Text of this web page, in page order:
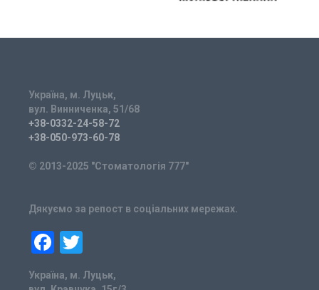
Україна, м. Луцьк,
вул. Винниченка, 51/68
+38-0332-24-58-72
+38-050-973-60-78
© 2013-2025 "Стоматологія 777"
Дякуємо за репост в соціальних мережах.
Facebook
Україна, м. Луцьк,